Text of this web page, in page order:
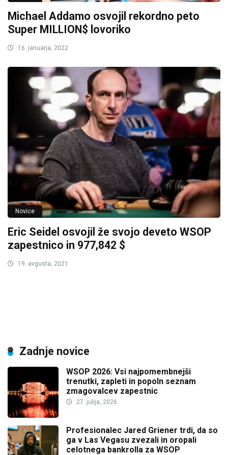
Michael Addamo osvojil rekordno peto
Super MILLION$ lovoriko
16. januarja, 2022
Novice
Eric Seidel osvojil že svojo deveto WSOP
zapestnico in 977,842 $
19. avgusta, 2021
Zadnje novice
WSOP 2026: Vsi najpomembnejši
trenutki, zapleti in popoln seznam
zmagovalcev zapestnic
27. julija, 2026
Profesionalec Jared Griener trdi, da so
ga v Las Vegasu zvezali in oropali
celotnega bankrolla za WSOP